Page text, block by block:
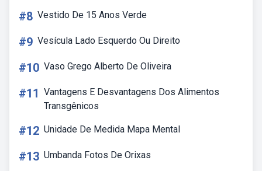
#8 Vestido De 15 Anos Verde
#9 Vesícula Lado Esquerdo Ou Direito
#10 Vaso Grego Alberto De Oliveira
#11 Vantagens E Desvantagens Dos Alimentos
Transgênicos
#12 Unidade De Medida Mapa Mental
#13 Umbanda Fotos De Orixas